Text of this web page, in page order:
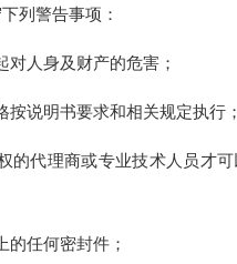
警告事项：
人身及财产的危害；
说明书要求和相关规定执行；
代理商或专业技术人员才可
任何密封件；